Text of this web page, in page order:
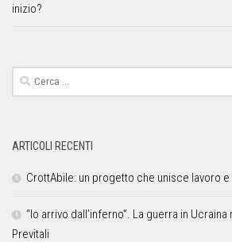
inizio?
ARTICOLI RECENTI
CrottAbile: un progetto che unisce lavoro e
“Io arrivo dall’inferno”. La guerra in
Previtali